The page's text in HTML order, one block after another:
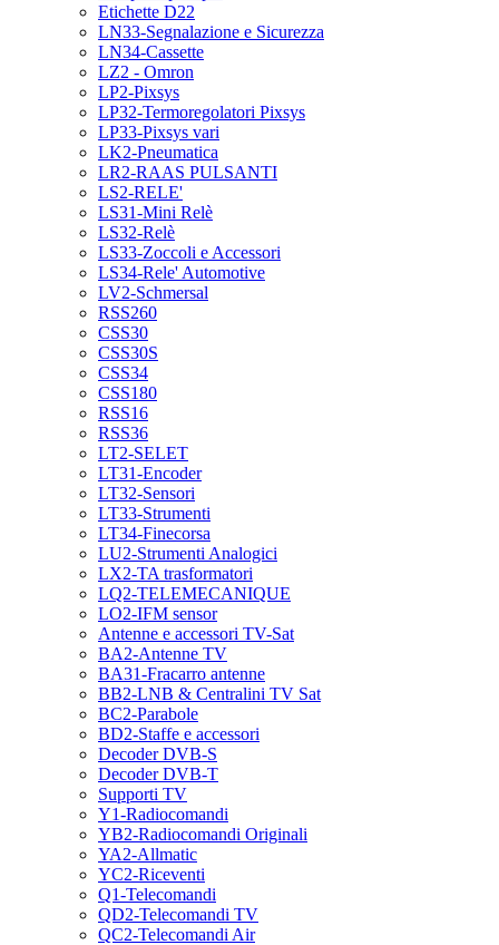
Etichette D22
LN33-Segnalazione e Sicurezza
LN34-Cassette
LZ2 - Omron
LP2-Pixsys
LP32-Termoregolatori Pixsys
LP33-Pixsys vari
LK2-Pneumatica
LR2-RAAS PULSANTI
LS2-RELE'
LS31-Mini Relè
LS32-Relè
LS33-Zoccoli e Accessori
LS34-Rele' Automotive
LV2-Schmersal
RSS260
CSS30
CSS30S
CSS34
CSS180
RSS16
RSS36
LT2-SELET
LT31-Encoder
LT32-Sensori
LT33-Strumenti
LT34-Finecorsa
LU2-Strumenti Analogici
LX2-TA trasformatori
LQ2-TELEMECANIQUE
LO2-IFM sensor
Antenne e accessori TV-Sat
BA2-Antenne TV
BA31-Fracarro antenne
BB2-LNB & Centralini TV Sat
BC2-Parabole
BD2-Staffe e accessori
Decoder DVB-S
Decoder DVB-T
Supporti TV
Y1-Radiocomandi
YB2-Radiocomandi Originali
YA2-Allmatic
YC2-Riceventi
Q1-Telecomandi
QD2-Telecomandi TV
QC2-Telecomandi Air